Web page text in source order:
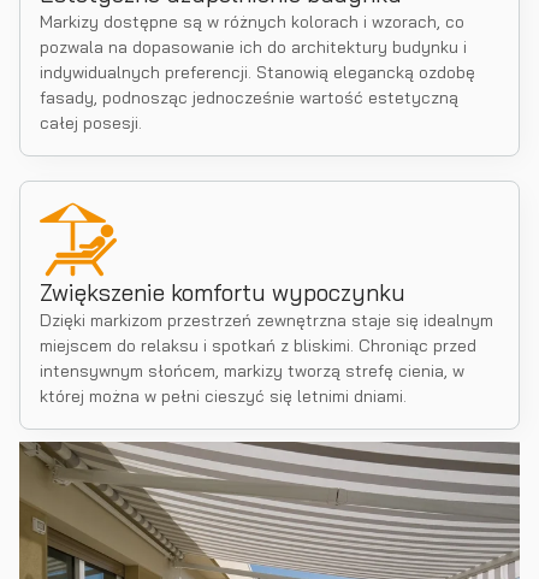
Markizy dostępne są w różnych kolorach i wzorach, co
pozwala na dopasowanie ich do architektury budynku i
indywidualnych preferencji. Stanowią elegancką ozdobę
fasady, podnosząc jednocześnie wartość estetyczną
całej posesji.
Zwiększenie komfortu wypoczynku
Dzięki markizom przestrzeń zewnętrzna staje się idealnym
miejscem do relaksu i spotkań z bliskimi. Chroniąc przed
intensywnym słońcem, markizy tworzą strefę cienia, w
której można w pełni cieszyć się letnimi dniami.